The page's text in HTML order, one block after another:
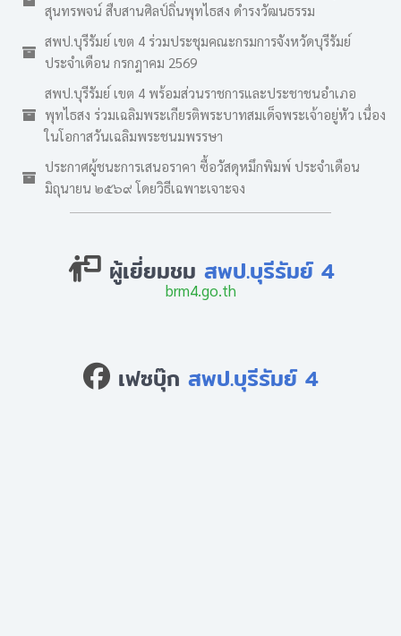
สุนทรพจน์ สืบสานศิลป์ถิ่นพุทไธสง ดำรงวัฒนธรรม
สพป.บุรีรัมย์ เขต 4 ร่วมประชุมคณะกรมการจังหวัดบุรีรัมย์
ประจำเดือน กรกฎาคม 2569
สพป.บุรีรัมย์ เขต 4 พร้อมส่วนราชการและประชาชนอำเภอ
พุทไธสง ร่วมเฉลิมพระเกียรติพระบาทสมเด็จพระเจ้าอยู่หัว เนื่อง
ในโอกาสวันเฉลิมพระชนมพรรษา
ประกาศผู้ชนะการเสนอราคา ซื้อวัสดุหมึกพิมพ์ ประจำเดือน
มิถุนายน ๒๕๖๙ โดยวิธีเฉพาะเจาะจง
ผู้เยี่ยมชม สพป.บุรีรัมย์ 4
brm4.go.th
เฟซบุ๊ก สพป.บุรีรัมย์ 4